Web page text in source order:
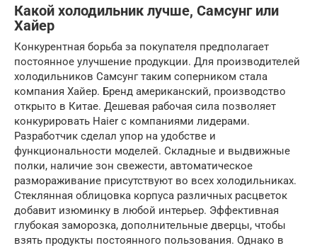
Какой холодильник лучше, Самсунг или
Хайер
Конкурентная борьба за покупателя предполагает
постоянное улучшение продукции. Для производителей
холодильников Самсунг таким соперником стала
компания Хайер. Бренд американский, производство
открыто в Китае. Дешевая рабочая сила позволяет
конкурировать Haier с компаниями лидерами.
Разработчик сделал упор на удобстве и
функциональности моделей. Складные и выдвижные
полки, наличие зон свежести, автоматическое
размораживание присутствуют во всех холодильниках.
Стеклянная облицовка корпуса различных расцветок
добавит изюминку в любой интерьер. Эффективная
глубокая заморозка, дополнительные дверцы, чтобы
взять продукты постоянного пользования. Однако в